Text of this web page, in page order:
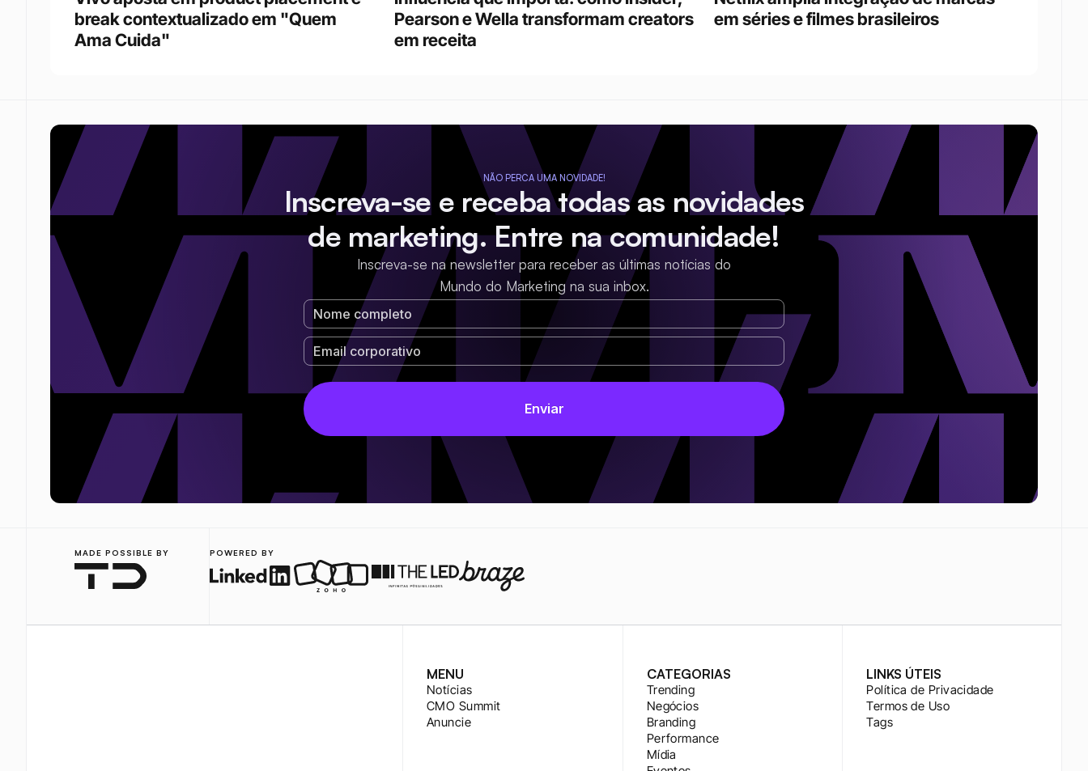
break contextualizado em "Quem
Ama Cuida"
Pearson e Wella transformam creators
em receita
em séries e filmes brasileiros
NÃO PERCA UMA NOVIDADE!
Inscreva-se e receba todas as novidades
de marketing. Entre na comunidade!
Inscreva-se na newsletter para receber as últimas notícias do
Mundo do Marketing na sua inbox.
MADE POSSIBLE BY POWERED BY
MENU
Notícias
CMO Summit
Anuncie
CATEGORIAS
Trending
Negócios
Branding
Performance
Mídia
LINKS ÚTEIS
Política de Privacidade
Termos de Uso
Tags